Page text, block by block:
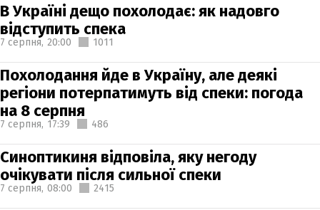
В Україні дещо похолодає: як надовго
відступить спека
7 серпня, 20:00 1011
Похолодання йде в Україну, але деякі
регіони потерпатимуть від спеки: погода
на 8 серпня
7 серпня, 17:39 486
Синоптикиня відповіла, яку негоду
очікувати після сильної спеки
7 серпня, 08:00 2415